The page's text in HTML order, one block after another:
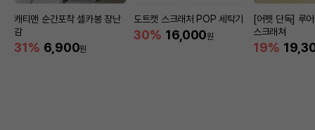
캐티맨 순간포착 셀카봉 장난
감
31% 6,900원
도트캣 스크래처 POP 세탁기
30% 16,000원
[어펫 단독] 루
스크래쳐
19%